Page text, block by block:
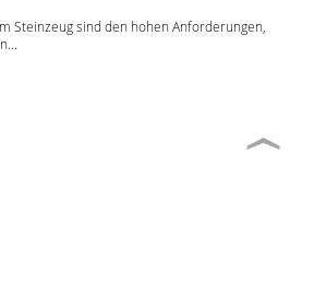
Steinzeug sind den hohen Anforderungen,